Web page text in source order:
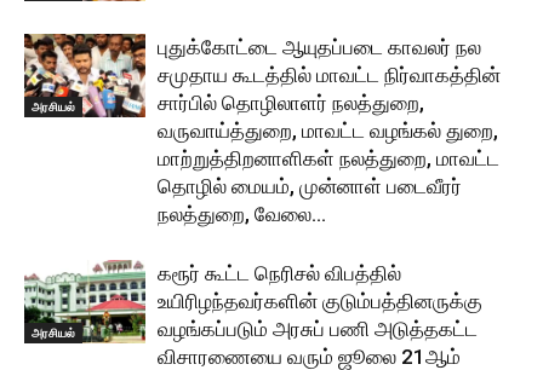
அரசியல்
புதுக்கோட்டை ஆயுதப்படை காவலர் நல
சமுதாய கூடத்தில் மாவட்ட நிர்வாகத்தின்
சார்பில் தொழிலாளர் நலத்துறை,
வருவாய்த்துறை, மாவட்ட வழங்கல் துறை,
மாற்றுத்திறனாளிகள் நலத்துறை, மாவட்ட
தொழில் மையம், முன்னாள் படைவீரர்
நலத்துறை, வேலை...
அரசியல்
கரூர் கூட்ட நெரிசல் விபத்தில்
உயிரிழந்தவர்களின் குடும்பத்தினருக்கு
வழங்கப்படும் அரசுப் பணி அடுத்தகட்ட
விசாரணையை வரும் ஜூலை 21ஆம்